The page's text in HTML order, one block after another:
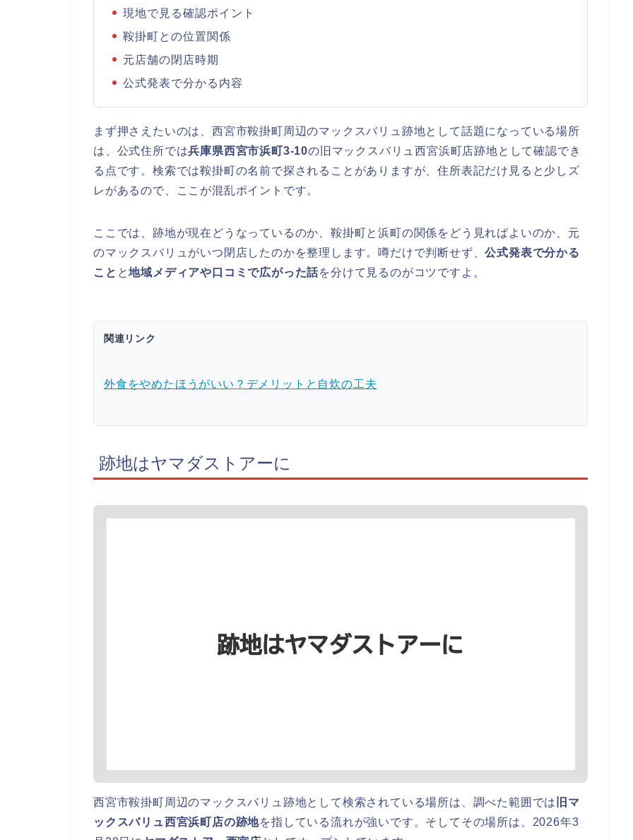
現地で見る確認ポイント
鞍掛町との位置関係
元店舗の閉店時期
公式発表で分かる内容
まず押さえたいのは、西宮市鞍掛町周辺のマックスバリュ跡地として話題になっている場所
は、公式住所では兵庫県西宮市浜町3-10の旧マックスバリュ西宮浜町店跡地として確認でき
る点です。検索では鞍掛町の名前で探されることがありますが、住所表記だけ見ると少しズ
レがあるので、ここが混乱ポイントです。
ここでは、跡地が現在どうなっているのか、鞍掛町と浜町の関係をどう見ればよいのか、元
のマックスバリュがいつ閉店したのかを整理します。噂だけで判断せず、公式発表で分かる
こと と地域メディアや口コミで広がった話を分けて見るのがコツですよ。
関連リンク
外食をやめたほうがいい？デメリットと自炊の工夫
跡地はヤマダストアーに
西宮市鞍掛町周辺のマックスバリュ跡地として検索されている場所は、調べた範囲では 旧マ
ックスバリュ西宮浜町店の跡地を指している流れが強いです。そしてその場所は、2026年3